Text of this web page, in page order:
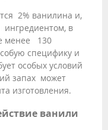
2% ванилина и,
в
менее 130
специфику и
особых условий
запах может
изготовления.
ванили